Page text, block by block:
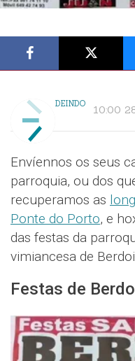
DEINDO 10:00
Envíennos os seus
parroquia, ou dos
recuperamos as
Ponte do Porto, e
das festas da
vimiancesa de
Festas de